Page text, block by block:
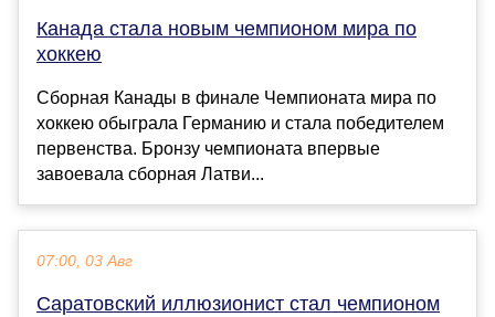
Канада стала новым чемпионом мира по
хоккею
Сборная Канады в финале Чемпионата мира по
хоккею обыграла Германию и стала победителем
первенства. Бронзу чемпионата впервые
завоевала сборная Латви...
07:00, 03 Авг
Саратовский иллюзионист стал чемпионом